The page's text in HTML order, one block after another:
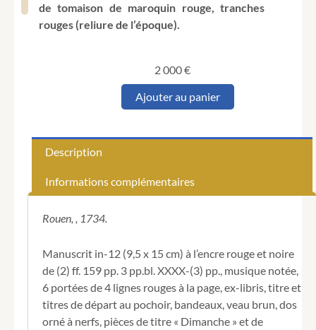
de tomaison de maroquin rouge, tranches
rouges (reliure de l’époque).
2 000€
quantité
Vespres
Festes.
Double
•
Semidouble
•
et
Ajouter au panier
Description
Informations complémentaires
Rouen, , 1734.
Manuscrit in-12 (9,5 x 15 cm) à l’encre rouge et noire
de (2) ff. 159 pp. 3 pp.bl. XXXX-(3) pp., musique notée,
6 portées de 4 lignes rouges à la page, ex-libris, titre et
titres de départ au pochoir, bandeaux, veau brun, dos
orné à nerfs, pièces de titre « Dimanche » et de